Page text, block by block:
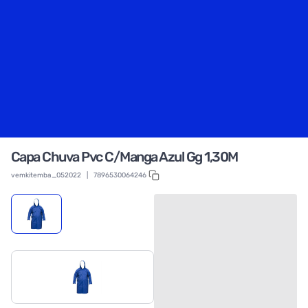
Capa Chuva Pvc C/Manga Azul Gg 1,30M
vemkitemba_052022 7896530064246